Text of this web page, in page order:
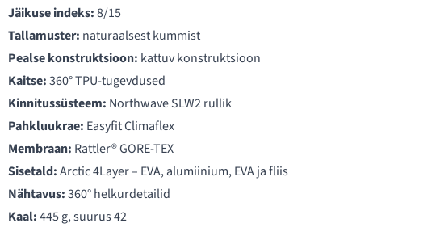
Jäikuse indeks:8/15
Tallamuster: naturaalsest kummist
Pealse konstruktsioon: kattuv konstruktsioon
Kaitse:360° TPU-tugevdused
Kinnitussüsteem: Northwave SLW2 rullik
Pahkluukrae: Easyfit Climaflex
Membraan: Rattler® GORE-TEX
Sisetald:Arctic 4Layer – EVA, alumiinium, EVA ja fliis
Nähtavus:360° helkurdetailid
Kaal:445 g, suurus 42